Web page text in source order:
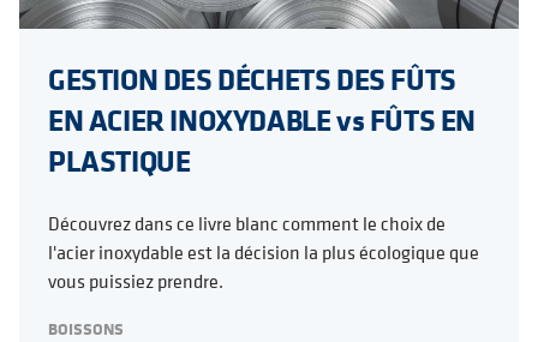
GESTION DES DÉCHETS DES FÛTS
EN ACIER INOXYDABLE vs FÛTS EN
PLASTIQUE
Découvrez dans ce livre blanc comment le choix de
l'acier inoxydable est la décision la plus écologique que
vous puissiez prendre.
BOISSONS